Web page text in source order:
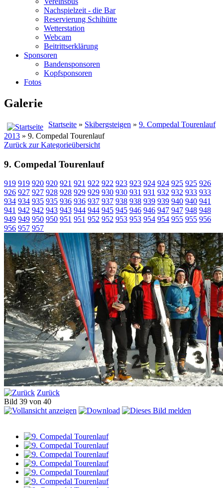
Nachspielzeit - die Bar
Reservierung Schihütte
Wetterstation
Webcam
Beitrittserklärung
Sponsoren
Bandensponsoren
Kopfsponsoren
Fotos
Galerie
Startseite » Skibergsteigen » 9. Compedal Tourenlauf
2013 » 9. Compedal Tourenlauf
Zurück zur Kategorieübersicht
9. Compedal Tourenlauf
919 919 920 920 921 921 922 922 923 923 924 924 925 925 926
926 927 927 928 928 929 929 930 930 931 931 932 932 933 933
934 934 935 935 936 936 937 937 938 938 939 939 940 940 941
941 942 942 943 943 944 944 945 945 946 946 947 947 948 948
949 949 950 950 951 951 952 952 953 953 954 954 955 955 956
956 957 957
Zurück
Bild 39 von 40